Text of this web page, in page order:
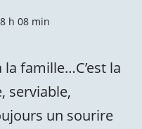
h 08 min
famille…C’est la
serviable,
un sourire